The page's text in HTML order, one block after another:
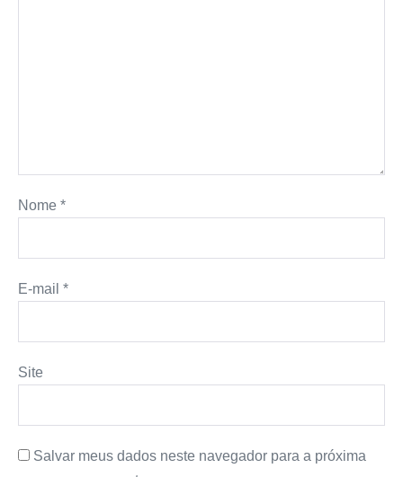
Nome *
E-mail *
Site
Salvar meus dados neste navegador para a próxima